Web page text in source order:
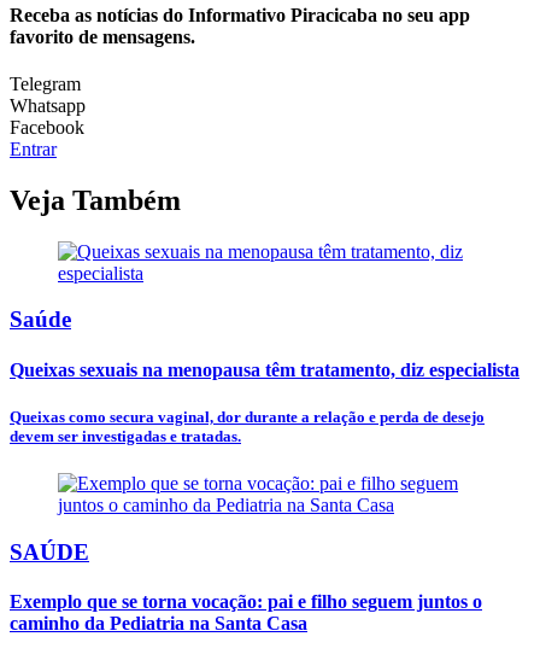
Receba as notícias do Informativo Piracicaba no seu app
favorito de mensagens.
Telegram
Whatsapp
Facebook
Entrar
Veja Também
Saúde
Queixas sexuais na menopausa têm tratamento, diz especialista
Queixas como secura vaginal, dor durante a relação e perda de desejo
devem ser investigadas e tratadas.
SAÚDE
Exemplo que se torna vocação: pai e filho seguem juntos o
caminho da Pediatria na Santa Casa